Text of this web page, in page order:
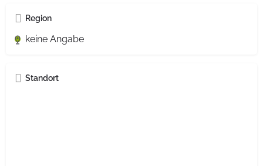
Region
keine Angabe
Standort